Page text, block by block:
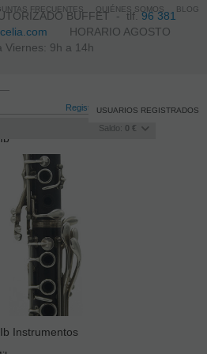
BUFFET -tlf.96 381
HORARIO AGOSTO
Viernes: 9h a 14h
Registro /Iniciar sesión
Saldo: 0 €
USUARIOS REGISTRADOS
Instrumentos
FRECUENTES QUIÉNES SOMOS BLOG